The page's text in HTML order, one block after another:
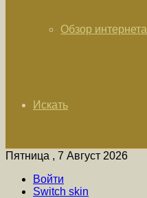
Обзор интернета
Искать
Пятница , 7 Август 2026
Войти
Switch skin